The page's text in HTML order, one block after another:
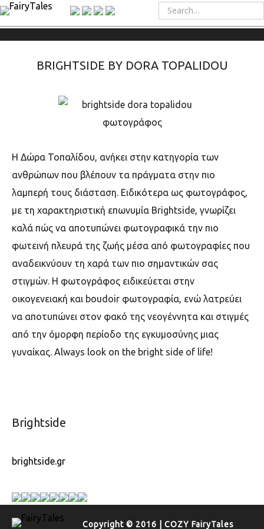
BRIGHTSIDE BY DORA TOPALIDOU
Η Δώρα Τοπαλίδου, ανήκει στην κατηγορία των
ανθρώπων που βλέπουν τα πράγματα στην πιο
λαμπερή τους διάσταση. Ειδικότερα ως φωτογράφος,
με τη χαρακτηριστική επωνυμία Brightside, γνωρίζει
καλά πώς να αποτυπώνει φωτογραφικά την πιο
φωτεινή πλευρά της ζωής μέσα από φωτογραφίες που
αναδεικνύουν τη χαρά των πιο σημαντικών σας
στιγμών. Η φωτογράφος ειδικεύεται στην
οικογενειακή και boudoir φωτογραφία, ενώ λατρεύει
να αποτυπώνει στον φακό της νεογέννητα και στιγμές
από την όμορφη περίοδο της εγκυμοσύνης μιας
γυναίκας. Always look on the bright side of life!
Brightside
brightside.gr
Copyright © 2016 | COZY FairyTales